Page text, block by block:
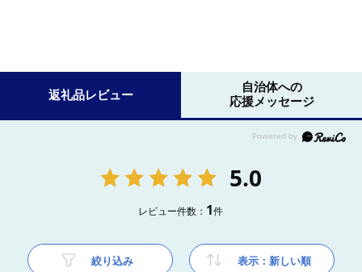
返礼品レビュー
自治体への
応援メッセージ
5.0
レビュー件数： 1件
絞り込み 表示：新しい順